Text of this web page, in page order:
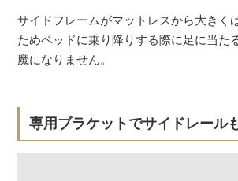
サイドフレームがマットレスから大きく
ためベッドに乗り降りする際に足に当た
魔になりません。
専用ブラケットでサイドレール